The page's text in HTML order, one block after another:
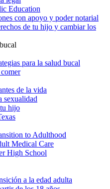
Education
con apoyo y poder notarial
de tu hijo y cambiar los
para la salud bucal
de la vida
sexualidad
hijo
to Adulthood
Medical Care
High School
a la edad adulta